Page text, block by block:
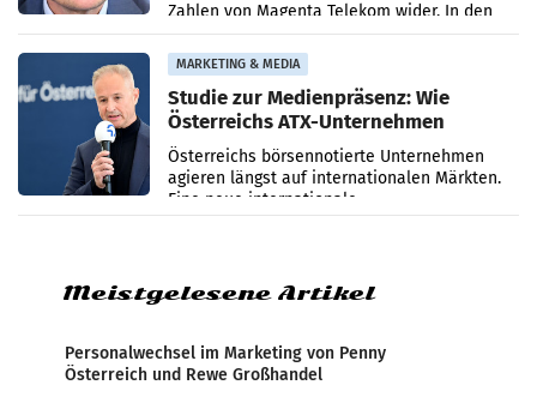
Zahlen von Magenta Telekom wider. In den
ersten sechs Monaten des laufenden Jahres
verzeichnete
MARKETING & MEDIA
Studie zur Medienpräsenz: Wie
Österreichs ATX-Unternehmen
international wahrgenommen
werden
Österreichs börsennotierte Unternehmen
agieren längst auf internationalen Märkten.
Eine neue internationale
Medienresonanzanalyse untersucht die
Meistgelesene Artikel
Personalwechsel im Marketing von Penny
Österreich und Rewe Großhandel